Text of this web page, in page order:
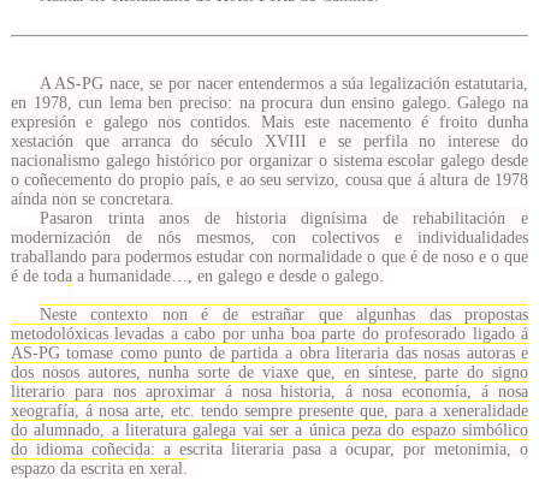
A AS-PG nace, se por nacer entendermos a súa legalización estatutaria,
en 1978, cun lema ben preciso: na procura dun ensino galego. Galego na
expresión e galego nos contidos. Mais este nacemento é froito dunha
xestación que arranca do século XVIII e se perfila no interese do
nacionalismo galego histórico por organizar o sistema escolar galego desde
o coñecemento do propio país, e ao seu servizo, cousa que á altura de 1978
aínda non se concretara.
Pasaron trinta anos de historia dignísima de rehabilitación e
modernización de nós mesmos, con colectivos e individualidades
traballando para podermos estudar con normalidade o que é de noso e o que
é de toda a humanidade…, en galego e desde o galego.
Neste contexto non é de estrañar que algunhas das propostas
metodolóxicas levadas a cabo por unha boa parte do profesorado ligado á
AS-PG tomase como punto de partida a obra literaria das nosas autoras e
dos nosos autores, nunha sorte de viaxe que, en síntese, parte do signo
literario para nos aproximar á nosa historia, á nosa economía, á nosa
xeografía, á nosa arte, etc. tendo sempre presente que, para a xeneralidade
do alumnado, a literatura galega vai ser a única peza do espazo simbólico
do idioma coñecida: a escrita literaria pasa a ocupar, por metonimia, o
espazo da escrita en xeral.